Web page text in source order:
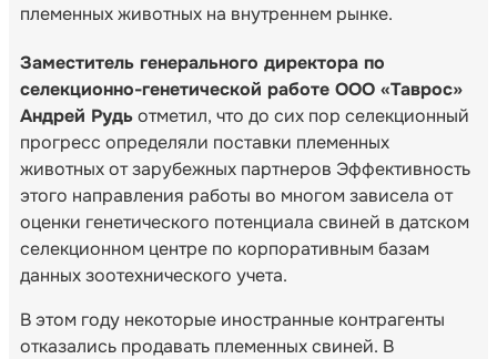
племенных животных на внутреннем рынке.
Заместитель генерального директора по
селекционно-генетической работе ООО «Таврос»
Андрей Рудьотметил, что до сих пор селекционный
прогресс определяли поставки племенных
животных от зарубежных партнеров Эффективность
этого направления работы во многом зависела от
оценки генетического потенциала свиней в датском
селекционном центре по корпоративным базам
данных зоотехнического учета.
В этом году некоторые иностранные контрагенты
отказались продавать племенных свиней. В